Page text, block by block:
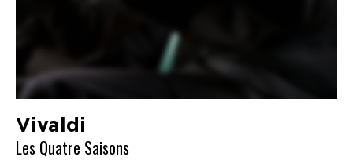
Vivaldi
Les Quatre Saisons